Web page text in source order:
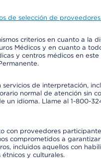
de selección de
criterios en cuanto a la
Médicos y en cuanto a
y centros médicos en
de interpretación,
normal de atención sin
un idioma. Llame al 1-800-
con proveedores
comprometidos a
incluidos aquellos con
y culturales.